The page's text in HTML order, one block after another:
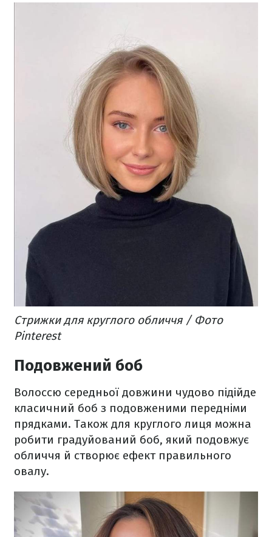
Стрижки для круглого обличчя / Фото
Pinterest
Подовжений боб
Волоссю середньої довжини чудово підійде
класичний боб з подовженими передніми
прядками. Також для круглого лиця можна
робити градуйований боб, який подовжує
обличчя й створює ефект правильного
овалу.